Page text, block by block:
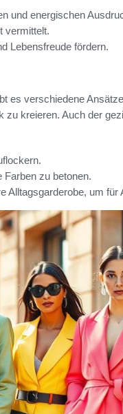
und energischen
vermittelt.
Lebensfreude fördern.
es verschiedene
zu kreieren. Auch der
Farben zu betonen.
Alltagsgarderobe, um